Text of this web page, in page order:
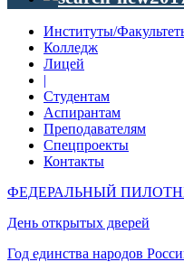
Институты/
Колледж
Лицей
|
Студентам
Аспирантам
Преподавателям
Спецпроекты
Контакты
ФЕДЕРАЛЬНЫЙ
День открытых дверей
Год единства народов